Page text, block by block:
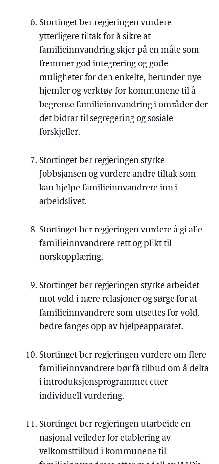
Stortinget ber regjeringen vurdere
ytterligere tiltak for å sikre at
familieinnvandring skjer på en måte som
fremmer god integrering og gode
muligheter for den enkelte, herunder nye
hjemler og verktøy for kommunene til å
begrense familieinnvandring i områder der
det bidrar til segregering og sosiale
forskjeller.
Stortinget ber regjeringen styrke
Jobbsjansen og vurdere andre tiltak som
kan hjelpe familieinnvandrere inn i
arbeidslivet.
Stortinget ber regjeringen vurdere å gi alle
familieinnvandrere rett og plikt til
norskopplæring.
Stortinget ber regjeringen styrke arbeidet
mot vold i nære relasjoner og sørge for at
familieinnvandrere som utsettes for vold,
bedre fanges opp av hjelpeapparatet.
Stortinget ber regjeringen vurdere om flere
familieinnvandrere bør få tilbud om å delta
i introduksjonsprogrammet etter
individuell vurdering.
Stortinget ber regjeringen utarbeide en
nasjonal veileder for etablering av
velkomsttilbud i kommunene til